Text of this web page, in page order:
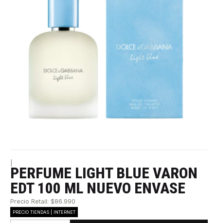
PERFUME LIGHT BLUE VARON
EDT 100 ML NUEVO ENVASE
Precio Retail: $86.990
PRECIO TIENDAS | INTERNET